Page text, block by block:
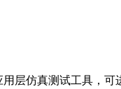
层仿真测试工具，